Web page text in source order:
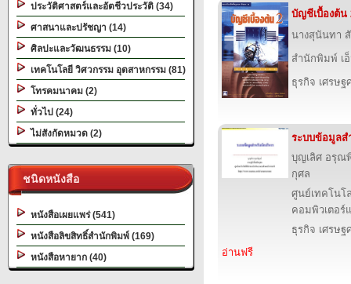
ประวัติศาสตร์และอัตชีวประวัติ (34)
ศาสนาและปรัชญา (14)
ศิลปะและวัฒนธรรม (10)
เทคโนโลยี วิศวกรรม อุตสาหกรรม (81)
โทรคมนาคม (2)
ทั่วไป (24)
ไม่สังกัดหมวด (2)
ชนิดหนังสือ
หนังสือเผยแพร่ (541)
หนังสือลิขสิทธิ์สำนักพิมพ์ (169)
หนังสือหายาก (40)
บัญชีเบื้องต้น
นางสุนันทา
สำนักพิมพ์ เ
ธุรกิจ เศรษฐ
ระบบข้อมูลส
บุญเลิศ อรุณ
กุศล
ศูนย์เทคโนโ
คอมพิวเตอร์
ธุรกิจ เศรษฐ
อ่านฟรี